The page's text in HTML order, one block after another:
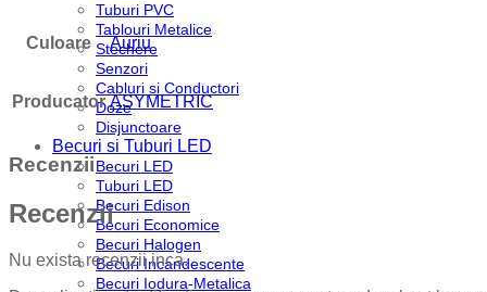
Tuburi PVC
Tablouri Metalice
Stechere
Senzori
Cabluri si Conductori
Doze
Disjunctoare
Becuri si Tuburi LED
Becuri LED
Tuburi LED
Becuri Edison
Becuri Economice
Becuri Halogen
Becuri Incandescente
Becuri Iodura-Metalica
Culoare Auriu
Producator ASYMETRIC
Recenzii
Recenzii
Nu exista recenzii inca.